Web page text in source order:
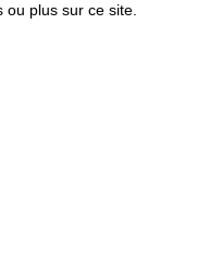
plus sur ce site.